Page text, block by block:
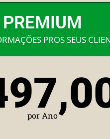
PREMIUM
PROS SEUS
por Ano